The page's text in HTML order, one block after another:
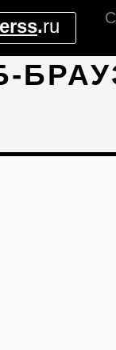
.ru